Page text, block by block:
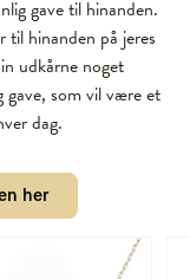
gave til hinanden.
til hinanden på jeres
udkårne noget
gave, som vil være et
dag.
her